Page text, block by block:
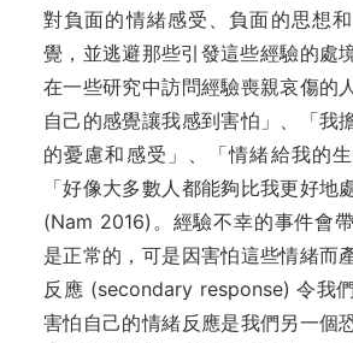
對負面的情緒感受、負面的思想
覺，並逃避那些引發這些經驗的處
在一些研究中訪問經驗喪親哀傷的
自己的感覺讓我感到害怕」、「我
的憂慮和感受」、「情緒給我的生
「好像大多數人都能夠比我更好地
(Nam 2016)。經驗不幸的事件會
是正常的，可是因害怕這些情緒而
反應 (secondary response) 令我
害怕自己的情緒反應是我們另一個